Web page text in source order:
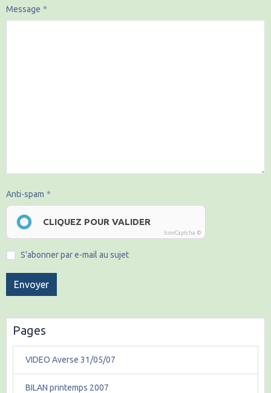
Message
Anti-spam
CLIQUEZ POUR VALIDER
IconCaptcha ©
S'abonner par e-mail au sujet
Envoyer
Pages
VIDEO Averse 31/05/07
BILAN printemps 2007